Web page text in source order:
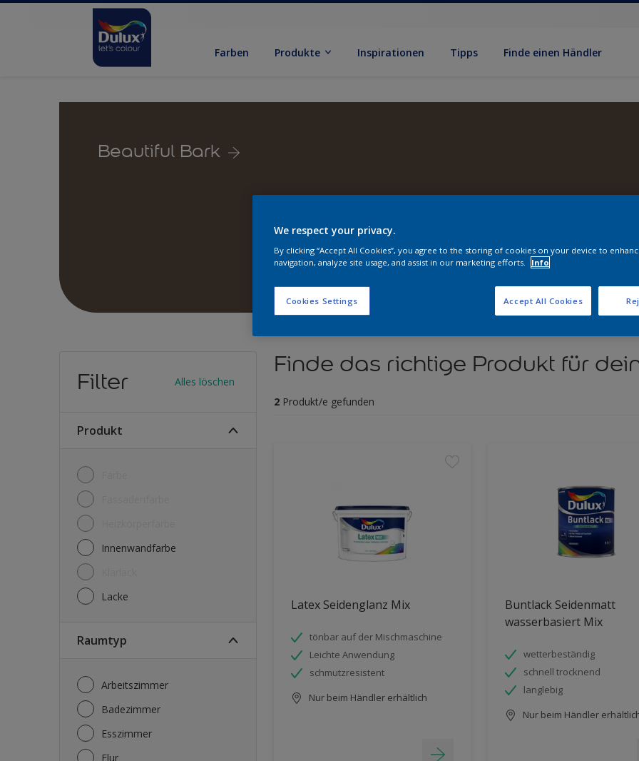
Farben Produkte Inspirationen Tipps Finde einen Händler
Beautiful Bark
Filter Alles löschen
Produkt
Innenwandfarbe
Lacke
Raumtyp
Arbeitszimmer
Badezimmer
Esszimmer
Flur
Finde das richtige Produkt für
2 Produkt/e gefunden
Latex Seidenglanz Mix
tönbar auf der Mischmaschine
Leichte Anwendung
schmutzresistent
Nur beim Händler erhältlich
Buntlack Seidenmatt
wasserbasiert Mix
wetterbeständig
schnell trocknend
langlebig
Nur beim Händler
We respect your privacy.
By clicking “Accept All Cookies”, you agree to the storing of cookies on your device to
navigation, analyze site usage, and assist in our marketing efforts.
Info
Cookies Settings Accept All Cookies